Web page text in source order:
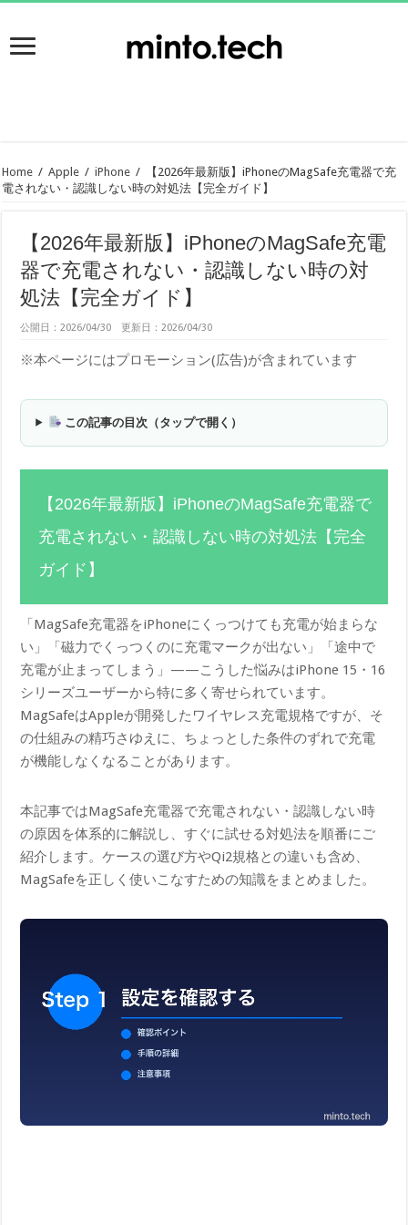
Home / Apple / iPhone /
【2026年最新版】iPhoneのMagSafe充電器で充
電されない・認識しない時の対処法【完全ガイド】
【2026年最新版】iPhoneのMagSafe充電
器で充電されない・認識しない時の対
処法【完全ガイド】
公開日：2026/04/30 更新日：2026/04/30
※本ページにはプロモーション(広告)が含まれています
この記事の目次（タップで開く）
【2026年最新版】iPhoneのMagSafe充電器で
充電されない・認識しない時の対処法【完全
ガイド】
「MagSafe充電器をiPhoneにくっつけても充電が始まらな
い」「磁力でくっつくのに充電マークが出ない」「途中で
充電が止まってしまう」——こうした悩みはiPhone 15・16
シリーズユーザーから特に多く寄せられています。
MagSafeはAppleが開発したワイヤレス充電規格ですが、そ
の仕組みの精巧さゆえに、ちょっとした条件のずれで充電
が機能しなくなることがあります。
本記事ではMagSafe充電器で充電されない・認識しない時
の原因を体系的に解説し、すぐに試せる対処法を順番にご
紹介します。ケースの選び方やQi2規格との違いも含め、
MagSafeを正しく使いこなすための知識をまとめました。